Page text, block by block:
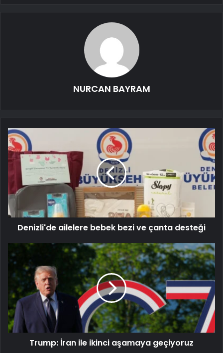
NURCAN BAYRAM
Denizli'de ailelere bebek bezi ve çanta desteği
Trump: İran ile ikinci aşamaya geçiyoruz